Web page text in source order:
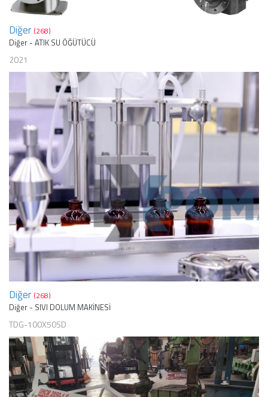
Diğer (268)
Diğer - ATIK SU ÖĞÜTÜCÜ
2021
Diğer (268)
Diğer - SIVI DOLUM MAKİNESİ
TDG-100X50SD